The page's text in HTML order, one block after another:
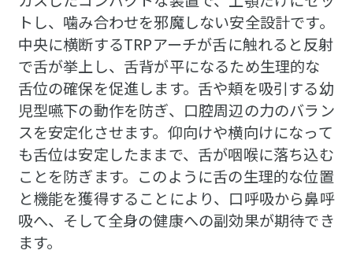
トし、噛み合わせを邪魔しない安全設計です。
中央に横断するTRPアーチが舌に触れると反射
で舌が挙上し、舌背が平になるため生理的な
舌位の確保を促進します。舌や頬を吸引する幼
児型嚥下の動作を防ぎ、口腔周辺の力のバラン
スを安定化させます。仰向けや横向けになって
も舌位は安定したままで、舌が咽喉に落ち込む
ことを防ぎます。このように舌の生理的な位置
と機能を獲得することにより、口呼吸から鼻呼
吸へ、そして全身の健康への副効果が期待でき
ます。